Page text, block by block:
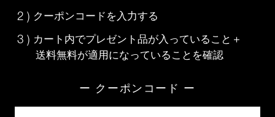
2 ) クーポンコードを入力する
3 ) カート内でプレゼント品が入っていること＋
送料無料が適用になっていることを確認
ー クーポンコード ー